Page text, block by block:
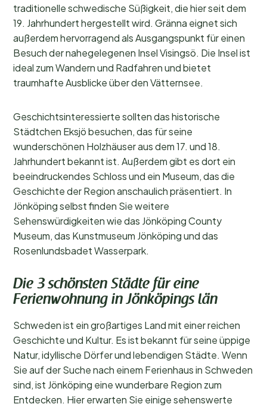
traditionelle schwedische Süßigkeit, die hier seit dem
19. Jahrhundert hergestellt wird. Gränna eignet sich
außerdem hervorragend als Ausgangspunkt für einen
Besuch der nahegelegenen Insel Visingsö. Die Insel ist
ideal zum Wandern und Radfahren und bietet
traumhafte Ausblicke über den Vätternsee.
Geschichtsinteressierte sollten das historische
Städtchen Eksjö besuchen, das für seine
wunderschönen Holzhäuser aus dem 17. und 18.
Jahrhundert bekannt ist. Außerdem gibt es dort ein
beeindruckendes Schloss und ein Museum, das die
Geschichte der Region anschaulich präsentiert. In
Jönköping selbst finden Sie weitere
Sehenswürdigkeiten wie das Jönköping County
Museum, das Kunstmuseum Jönköping und das
Rosenlundsbadet Wasserpark.
Die 3 schönsten Städte für eine
Ferienwohnung in Jönköpings län
Schweden ist ein großartiges Land mit einer reichen
Geschichte und Kultur. Es ist bekannt für seine üppige
Natur, idyllische Dörfer und lebendigen Städte. Wenn
Sie auf der Suche nach einem Ferienhaus in Schweden
sind, ist Jönköping eine wunderbare Region zum
Entdecken. Hier erwarten Sie einige sehenswerte